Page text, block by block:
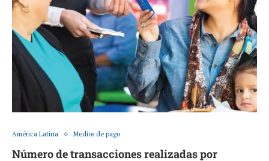
América Latina Medios de pago
Número de transacciones realizadas por